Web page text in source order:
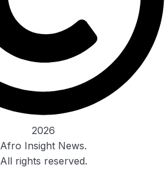
2026
Afro Insight News.
All rights reserved.